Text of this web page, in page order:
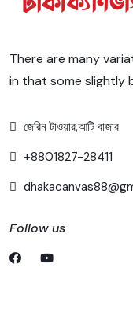
There are many
in that some slightly
জেরিন টাওয়ার,আটি বাজার
+8801827-28411
Follow us